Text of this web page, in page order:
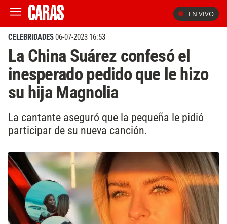
EN VIVO
CELEBRIDADES06-07-2023 16:53
La China Suárez confesó el
inesperado pedido que le hizo
su hija Magnolia
La cantante aseguró que la pequeña le pidió
participar de su nueva canción.